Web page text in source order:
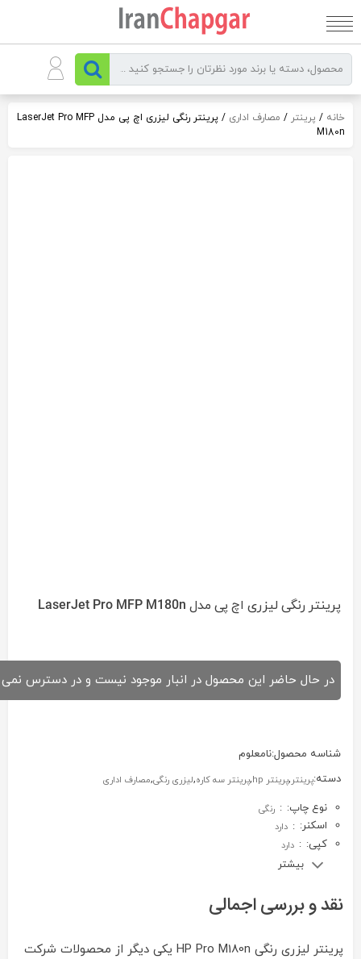
به
خانه / پرینتر / مصارف اداری
/ پرینتر رنگی لیزری اچ پی مدل LaserJet Pro MFP
M180n
پرینتر رنگی لیزری اچ پی مدل LaserJet Pro MFP M180n
در حال حاضر این محصول در انبار موجود نیست و در دسترس
شناسه محصول:نامعلوم
دسته:پرینتر ,پرینتر hp ,پرینتر سه کاره,لیزری رنگی,مصارف اداری
نوع چاپ: : رنگی
اسکنر: : دارد
کپی: : دارد
بیشتر
نقد و بررسی اجمالی
پرینتر لیزری رنگی HP Pro M180n یکی دیگر از محصولات شرکت